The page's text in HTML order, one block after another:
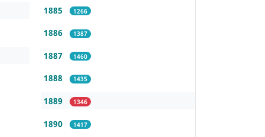
1885 1266
1886 1387
1887 1460
1888 1435
1889 1346
1890 1417